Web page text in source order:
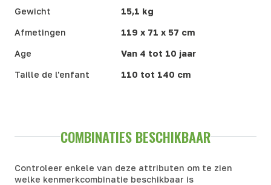
Gewicht 15,1 kg
Afmetingen 119 x 71 x 57 cm
Age Van 4 tot 10 jaar
Taille de l'enfant 110 tot 140 cm
COMBINATIES BESCHIKBAAR
Controleer enkele van deze attributen om te zien
welke kenmerkcombinatie beschikbaar is